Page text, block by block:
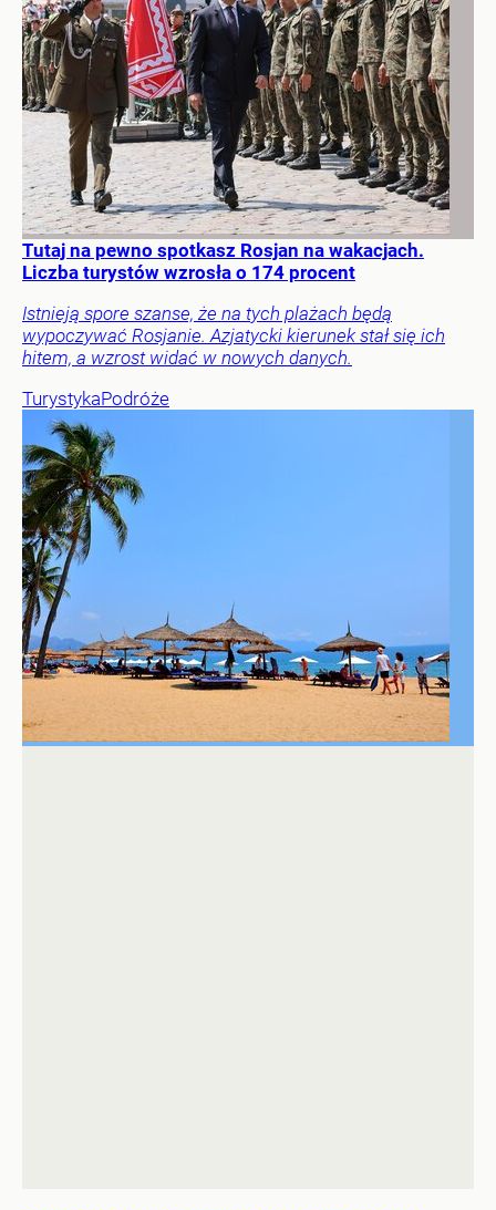
Tutaj na pewno spotkasz Rosjan na wakacjach.
Liczba turystów wzrosła o 174 procent
Istnieją spore szanse, że na tych plażach będą
wypoczywać Rosjanie. Azjatycki kierunek stał się ich
hitem, a wzrost widać w nowych danych.
TurystykaPodróże